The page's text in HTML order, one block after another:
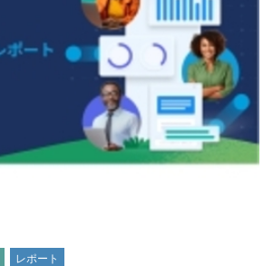
レポート